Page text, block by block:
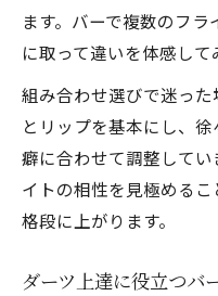
ます。バーで複数のフ
に取って違いを体感して
組み合わせ選びで迷っ
とリップを基本にし、
癖に合わせて調整して
イトの相性を見極める
格段に上がります。
ダーツ上達に役立つバ